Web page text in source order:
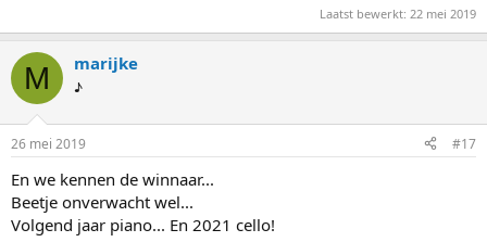
Laatst bewerkt: 22 mei 2019
M marijke
♪
26 mei 2019 #17
En we kennen de winnaar...
Beetje onverwacht wel...
Volgend jaar piano... En 2021 cello!